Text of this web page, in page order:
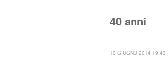
40 anni
10 GIUGNO 2014 19:43